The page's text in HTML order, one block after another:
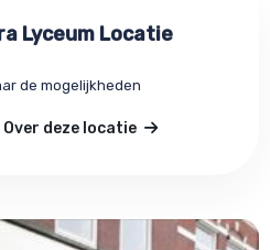
Lyceum Locatie
de mogelijkheden
Over deze locatie